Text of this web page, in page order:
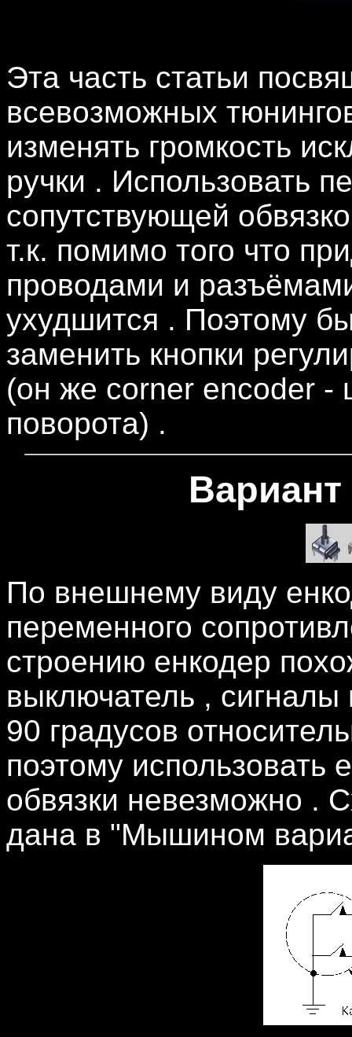
Эта часть статьи
всевозможных
изменять громкость
ручки . Использовать
сопутствующей
т.к. помимо того что
проводами и
ухудшится . Поэтому
заменить кнопки
(он же corner encoder -
поворота) .
По внешнему виду
переменного
строению енкодер
выключатель ,
90 градусов
поэтому использовать
обвязки невезможно .
дана в "Мышином